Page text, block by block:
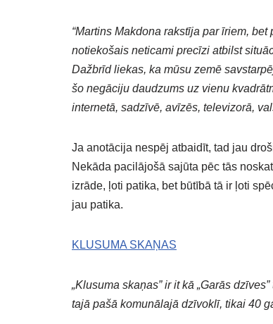
“Martins Makdona rakstīja par īriem,
notiekošais neticami precīzi atbilst
Dažbrīd liekas, ka mūsu zemē
šo negāciju daudzums uz vienu
internetā, sadzīvē, avīzēs, televizorā,
Ja anotācija nespēj atbaidīt, tad jau
Nekāda pacilājošā sajūta pēc tās
izrāde, ļoti patika, bet būtībā tā ir ļoti
jau patika.
KLUSUMA SKAŅAS
„Klusuma skaņas” ir it kā „Garās
tajā pašā komunālajā dzīvoklī, tikai 40